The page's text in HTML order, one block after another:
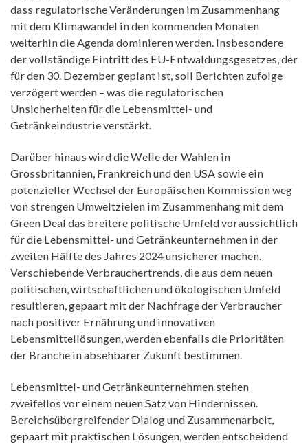
dass regulatorische Veränderungen im Zusammenhang
mit dem Klimawandel in den kommenden Monaten
weiterhin die Agenda dominieren werden. Insbesondere
der vollständige Eintritt des EU-Entwaldungsgesetzes, der
für den 30. Dezember geplant ist, soll Berichten zufolge
verzögert werden – was die regulatorischen
Unsicherheiten für die Lebensmittel- und
Getränkeindustrie verstärkt.
Darüber hinaus wird die Welle der Wahlen in
Grossbritannien, Frankreich und den USA sowie ein
potenzieller Wechsel der Europäischen Kommission weg
von strengen Umweltzielen im Zusammenhang mit dem
Green Deal das breitere politische Umfeld voraussichtlich
für die Lebensmittel- und Getränkeunternehmen in der
zweiten Hälfte des Jahres 2024 unsicherer machen.
Verschiebende Verbrauchertrends, die aus dem neuen
politischen, wirtschaftlichen und ökologischen Umfeld
resultieren, gepaart mit der Nachfrage der Verbraucher
nach positiver Ernährung und innovativen
Lebensmittellösungen, werden ebenfalls die Prioritäten
der Branche in absehbarer Zukunft bestimmen.
Lebensmittel- und Getränkeunternehmen stehen
zweifellos vor einem neuen Satz von Hindernissen.
Bereichsübergreifender Dialog und Zusammenarbeit,
gepaart mit praktischen Lösungen, werden entscheidend